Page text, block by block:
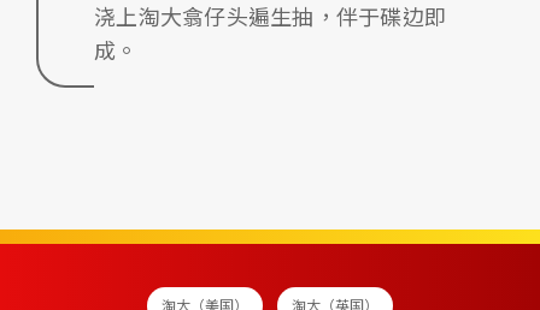
浇上淘大翕仔头遍生抽，伴于碟边即
成。